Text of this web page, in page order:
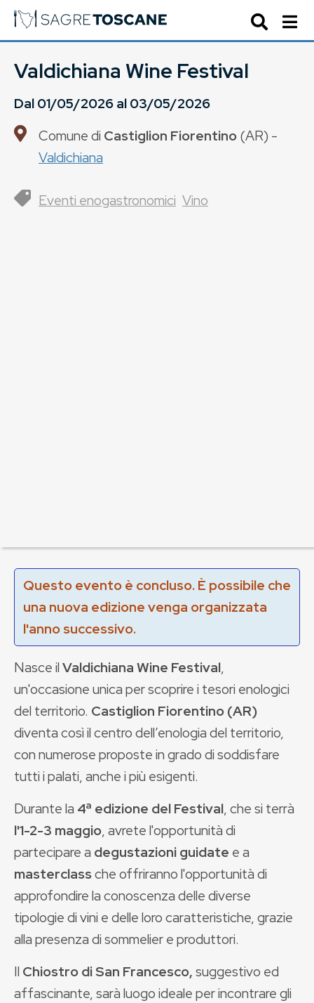
Valdichiana Wine Festival
Dal01/05/2026al03/05/2026
Comune di Castiglion Fiorentino(AR) -
Valdichiana
Eventi enogastronomici Vino
Questo evento è concluso. È possibile che
una nuova edizione venga organizzata
l'anno successivo.
Nasce ilValdichiana Wine Festival,
un'occasione unica per scoprire i tesori enologici
del territorio. Castiglion Fiorentino (AR)
diventa così il centro dell’enologia del territorio,
con numerose proposte in grado di soddisfare
tutti i palati, anche i più esigenti.
Durante la 4ª edizione del Festival, che si terrà
l'1-2-3 maggio, avrete l'opportunità di
partecipare a degustazioni guidate e a
masterclassche offriranno l'opportunità di
approfondire la conoscenza delle diverse
tipologie di vini e delle loro caratteristiche, grazie
alla presenza di sommelier e produttori.
Il Chiostro di San Francesco,suggestivo ed
affascinante, sarà luogo ideale per incontrare gli